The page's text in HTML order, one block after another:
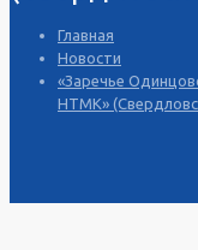
Главная
Новости
«Заречье
НТМК»